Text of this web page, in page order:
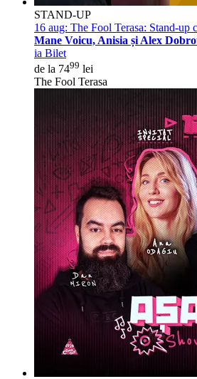
STAND-UP
16 aug: The Fool Terasa: Stand-up
Mane Voicu, Anisia și Alex
ia Bilet
de la 7499 lei
The Fool Terasa